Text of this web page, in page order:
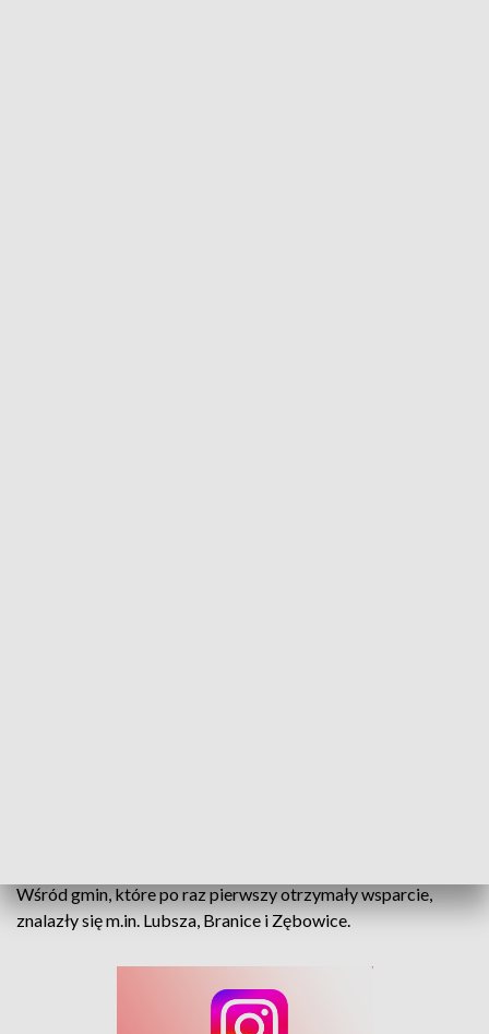
Wśród gmin, które po raz pierwszy otrzymały wsparcie,
znalazły się m.in. Lubsza, Branice i Zębowice.